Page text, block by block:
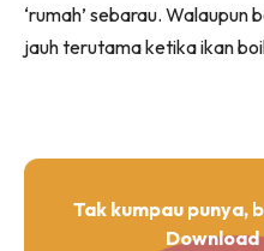
‘rumah’ sebarau.
jauh terutama ketika ikan
Tak kumpau punya,
Download